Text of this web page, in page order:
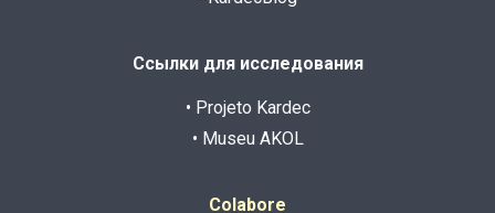
Ссылки для исследования
• Projeto Kardec
• Museu AKOL
Colabore